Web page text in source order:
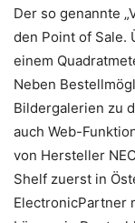
Der so genannte
den Point of Sale.
einem
Neben
Bildergalerien zu
auch Web-
von Hersteller
Shelf zuerst in
ElectronicPartner